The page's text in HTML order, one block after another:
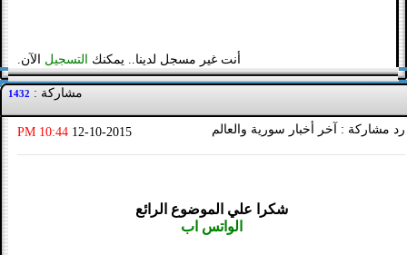
أنت غير مسجل لدينا.. يمكنك التسجيل الآن.
مشاركة : 1432
رد مشاركة : آخر أخبار سورية والعالم 12-10-2015
10:44 PM
شكرا علي الموضوع الرائع
الواتس اب